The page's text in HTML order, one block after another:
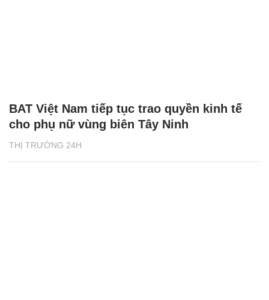
THỊ TRƯỜNG 24H
BAT Việt Nam tiếp tục trao quyền kinh tế
cho phụ nữ vùng biên Tây Ninh